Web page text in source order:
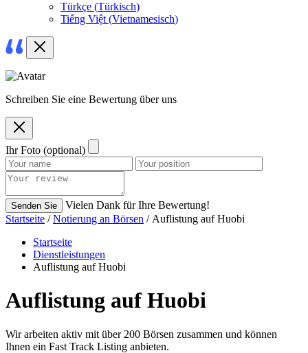
Türkçe (Türkisch)
Tiếng Việt (Vietnamesisch)
Schreiben Sie eine Bewertung über uns
Ihr Foto (optional)
Senden Sie
Vielen Dank für Ihre Bewertung!
Startseite /Notierung an Börsen / Auflistung auf Huobi
Startseite
Dienstleistungen
Auflistung auf Huobi
Auflistung auf Huobi
Wir arbeiten aktiv mit über 200 Börsen zusammen und können
Ihnen ein Fast Track Listing anbieten.